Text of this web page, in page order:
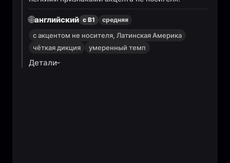
🌐английский с B1 средняя
с акцентом не носителя, Латинская Америка
чёткая дикция
умеренный темп
Детали